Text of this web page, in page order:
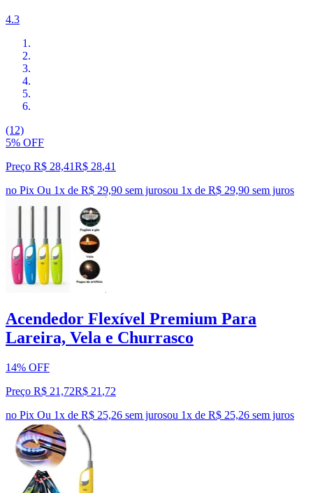
4.3
(12)
5% OFF
Preço R$ 28,41R$ 28,41
no Pix Ou 1x de R$ 29,90 sem jurosou 1x de R$ 29,90 sem juros
Acendedor Flexível Premium Para
Lareira, Vela e Churrasco
14% OFF
Preço R$ 21,72R$ 21 ,72
no Pix Ou 1x de R$ 25,26 sem jurosou 1x de R$ 25,26 sem juros